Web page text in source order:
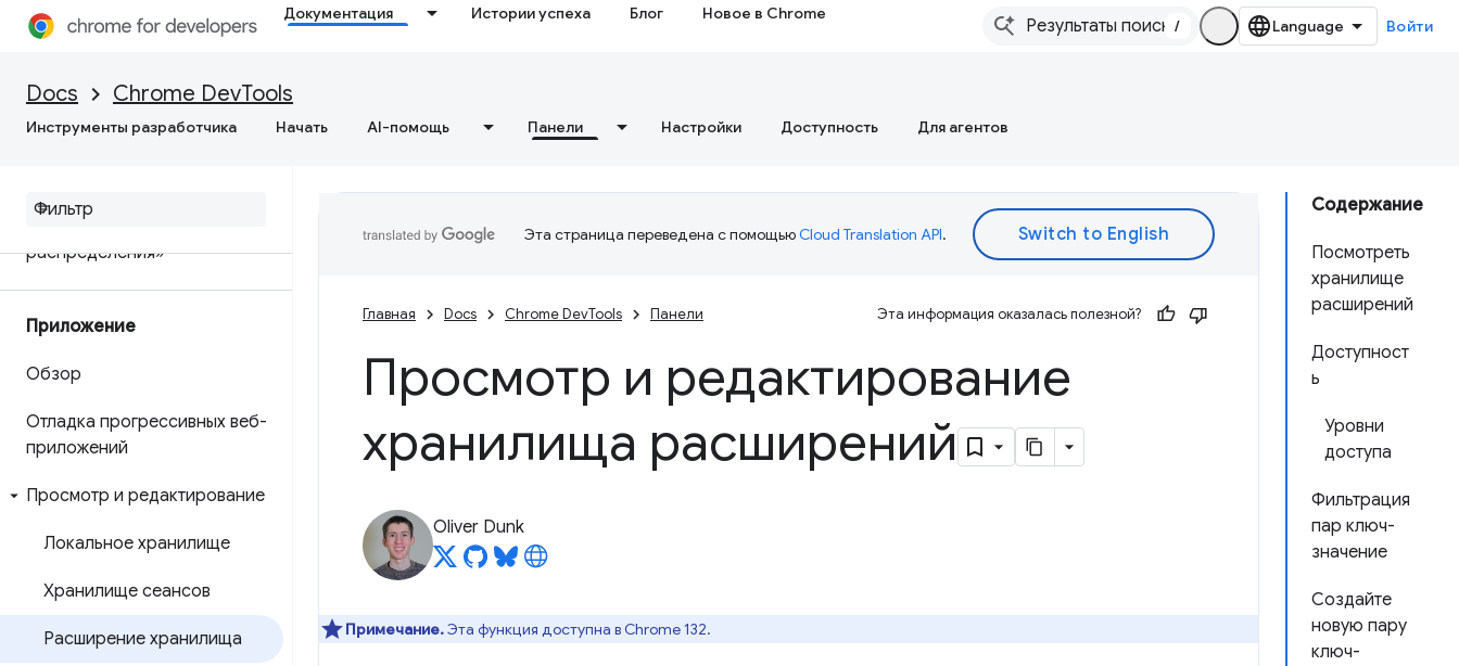
Документация Истории успеха Блог Новое в Chrome
/ Войти
Docs Chrome DevTools
Инструменты разработчика Начать AI-помощь Панели Настройки Доступность Для агентов
Терминология памяти
Исправить проблемы с
памятью
Инструмент
распределения»
Приложение
Обзор
Отладка прогрессивных веб-
приложений
Просмотр и редактирование
Локальное хранилище
Хранилище сеансов
Расширение хранилища
Содержание
Посмотреть
хранилище
расширений
Доступност
ь
Уровни
доступа
Фильтрация
пар ключ-
значение
Создайте
новую пару
ключ-
Эта страница переведена с помощьюCloud Translation API.
Главная Docs Chrome DevTools Панели Эта информация оказалась полезной?
Просмотр и редактирование
хранилища расширений
Oliver Dunk
Примечание.Эта функция доступна в Chrome 132.